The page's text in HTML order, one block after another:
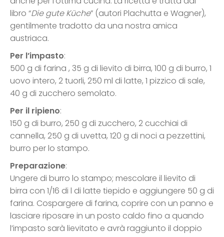
libro “Die gute Küche” (autori Plachutta e Wagner),
gentilmente tradotto da una nostra amica
austriaca.
Per l’impasto:
500 g di farina , 35 g di lievito di birra, 100 g di burro, 1
uovo intero, 2 tuorli, 250 ml di latte, 1 pizzico di sale,
40 g di zucchero semolato.
Per il ripieno:
150 g di burro, 250 g di zucchero, 2 cucchiai di
cannella, 250 g di uvetta, 120 g di noci a pezzettini,
burro per lo stampo.
Preparazione:
Ungere di burro lo stampo; mescolare il lievito di
birra con 1/16 di l di latte tiepido e aggiungere 50 g di
farina. Cospargere di farina, coprire con un panno e
lasciare riposare in un posto caldo fino a quando
l’impasto sarà lievitato e avrà raggiunto il doppio